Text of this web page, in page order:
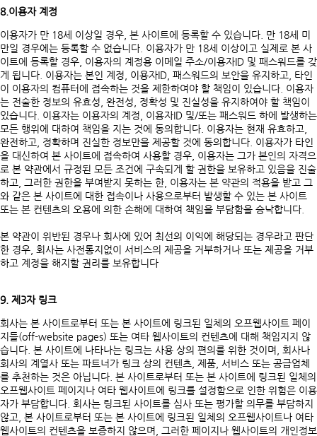
8.이용자 계정
이용자가 만 18세 이상일 경우, 본 사이트에 등록할 수 있습니다. 만 18세 미
만일 경우에는 등록할 수 없습니다. 이용자가 만 18세 이상이고 실제로 본 사
이트에 등록할 경우, 이용자의 계정용 이메일 주소/이용자ID 및 패스워드를 갖
게 됩니다. 이용자는 본인 계정, 이용자ID, 패스워드의 보안을 유지하고, 타인
이 이용자의 컴퓨터에 접속하는 것을 제한하여야 할 책임이 있습니다. 이용자
는 전술한 정보의 유효성, 완전성, 정확성 및 진실성을 유지하여야 할 책임이
있습니다. 이용자는 이용자의 계정, 이용자ID 및/또는 패스워드 하에 발생하는
모든 행위에 대하여 책임을 지는 것에 동의합니다. 이용자는 현재 유효하고,
완전하고, 정확하며 진실한 정보만을 제공할 것에 동의합니다. 이용자가 타인
을 대신하여 본 사이트에 접속하여 사용할 경우, 이용자는 그가 본인의 자격으
로 본 약관에서 규정된 모든 조건에 구속되게 할 권한을 보유하고 있음을 진술
하고, 그러한 권한을 부여받지 못하는 한, 이용자는 본 약관의 적용을 받고 그
와 같은 본 사이트에 대한 접속이나 사용으로부터 발생할 수 있는 본 사이트
또는 본 컨텐츠의 오용에 의한 손해에 대하여 책임을 부담함을 승낙합니다.
본 약관이 위반된 경우나 회사에 있어 최선의 이익에 해당되는 경우라고 판단
한 경우, 회사는 사전통지없이 서비스의 제공을 거부하거나 또는 제공을 거부
하고 계정을 해지할 권리를 보유합니다
9. 제3자 링크
회사는 본 사이트로부터 또는 본 사이트에 링크된 일체의 오프웹사이트 페이
지들(off-website pages) 또는 여타 웹사이트의 컨텐츠에 대해 책임지지 않
습니다. 본 사이트에 나타나는 링크는 사용 상의 편의를 위한 것이며, 회사나
회사의 계열사 또는 파트너가 링크 상의 컨텐츠, 제품, 서비스 또는 공급업체
를 추천하는 것은 아닙니다. 본 사이트로부터 또는 본 사이트에 링크된 일체의
오프웹사이트 페이지나 여타 웹사이트에 링크를 설정함으로 인한 위험은 이용
자가 부담합니다. 회사는 링크된 사이트를 심사 또는 평가할 의무를 부담하지
않고, 본 사이트로부터 또는 본 사이트에 링크된 일체의 오프웹사이트나 여타
웹사이트의 컨텐츠을 보증하지 않으며, 그러한 페이지나 웹사이트의 개인정보